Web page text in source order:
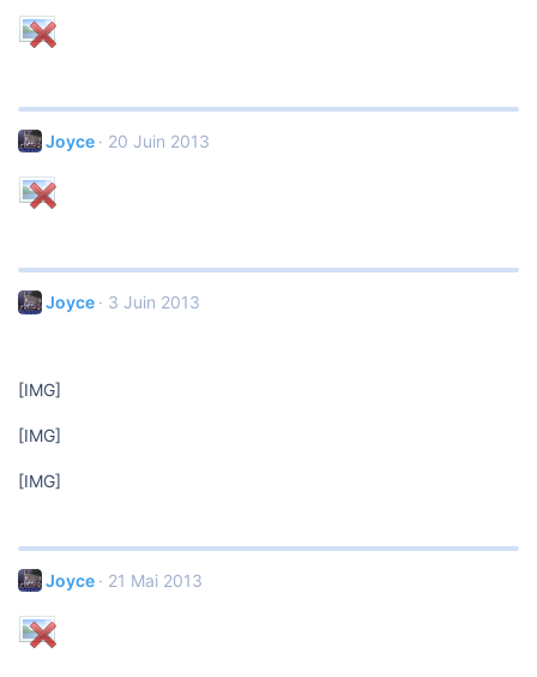
Joyce 20 Juin 2013
Joyce 3 Juin 2013
[IMG]
[IMG]
[IMG]
Joyce 21 Mai 2013